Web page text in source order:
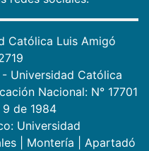
Católica Luis Amigó
- Universidad Católica
Nacional: N° 17701
de 1984
Universidad
Montería
Apartadó